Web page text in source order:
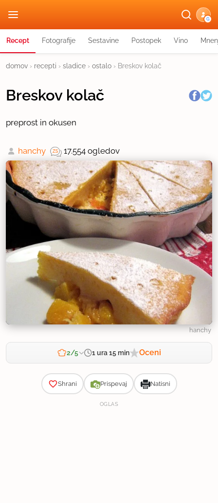
G
Recept Fotografije Sestavine Postopek Vino
domov › recepti › sladice › ostalo › Breskov kolač
Breskov kolač
preprost in okusen
hanchy 17.554 ogledov
hanchy
2/5 1 ura 15 min Oceni
Shrani Prispevaj Natisni
OGLAS